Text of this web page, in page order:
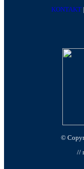
KONTAKT|
©
//